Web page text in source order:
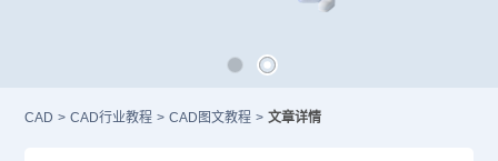
CAD > CAD行业教程 > CAD图文教程 > 文章详情